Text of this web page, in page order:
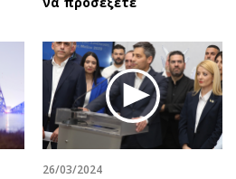
26/03/2024